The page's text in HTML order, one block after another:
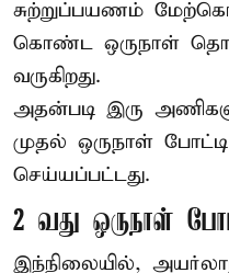
சுற்றுப்பயணம்
கொண்ட ஒருநாள்
வருகிறது.
அதன்படி இரு
முதல் ஒருநாள்
செய்யப்பட்டது.
2 வது ஒருநாள்
இந்நிலையில்,